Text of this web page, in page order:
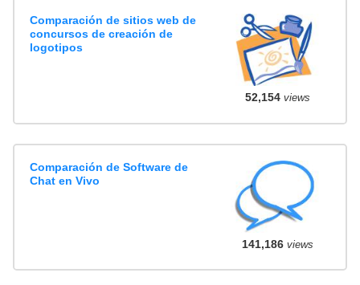
Comparación de sitios web de
concursos de creación de
logotipos
52,154views
Comparación de Software de
Chat en Vivo
141,186views